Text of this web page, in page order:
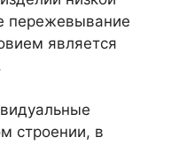
пережевывание
является
строении, в